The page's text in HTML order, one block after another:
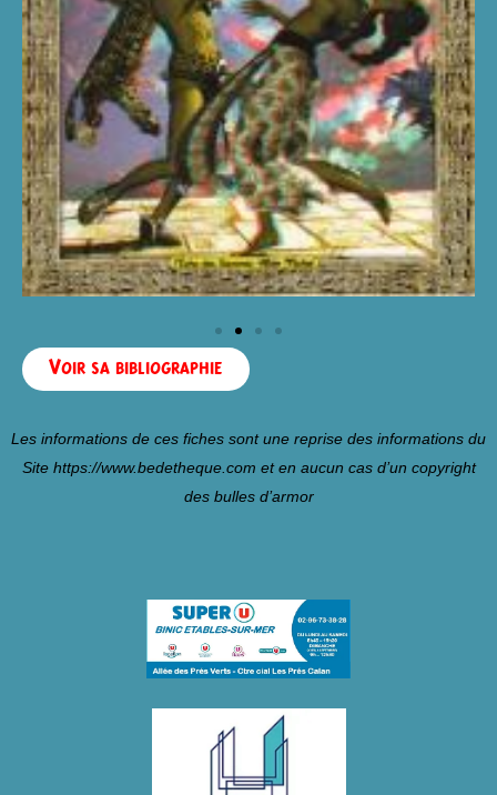
Voir sa bibliographie
Les informations de ces fiches sont une reprise des informations du
Site https://www.bedetheque.com et en aucun cas d’un copyright
des bulles d’armor